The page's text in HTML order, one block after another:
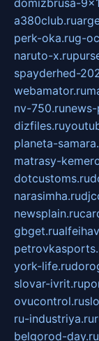
a380club.ru
perk-oka.rug-
naruto-x.ru
spayderhed-
webamator.ru
nv-750.ru
dizfiles.ru
planeta-
matrasy-
dotcustoms.ru
narasimha.ru
newsplain.ru
gbget.ru
york-life.ru
slovar-ivrit.ru
ovucontrol.ru
ru-industriya.ru
belgorod-day.ru